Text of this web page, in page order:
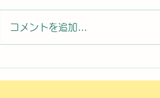
2026年8月7日曜日「のぼか
コメントを追加…